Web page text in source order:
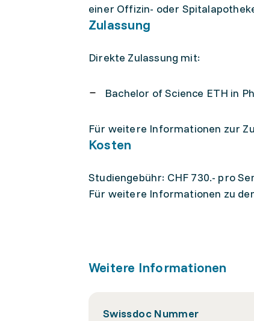
einer Offizin- oder
Zulassung
Direkte Zulassung mit:
Bachelor of Science ETH in
Für weitere Informationen zur
Kosten
Studiengebühr: CHF 730.- pro
Für weitere Informationen zu
Weitere Informationen
Swissdoc Nummer